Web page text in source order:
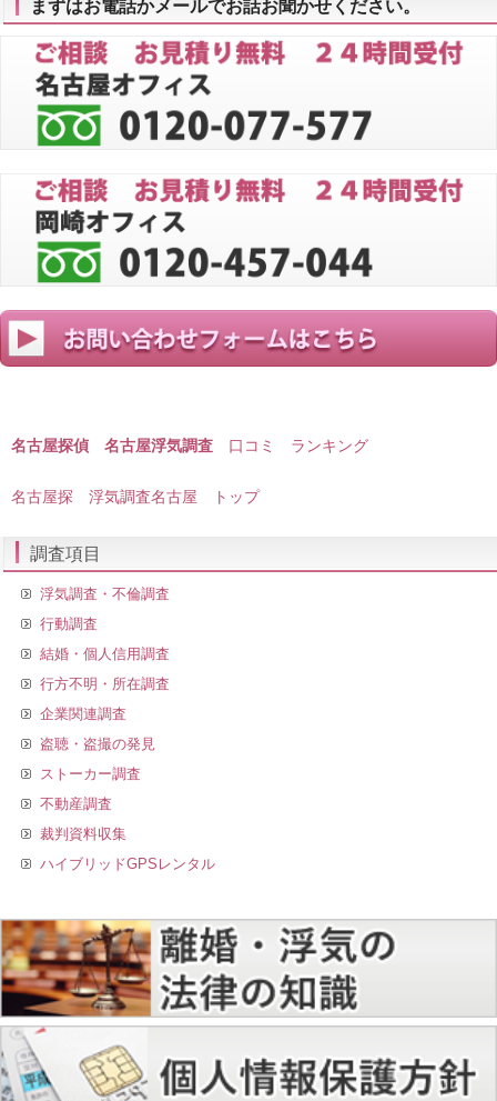
まずはお電話かメールでお話お聞かせください。
名古屋探偵 名古屋浮気調査 口コミ ランキング
名古屋探 浮気調査名古屋 トップ
調査項目
浮気調査・不倫調査
行動調査
結婚・個人信用調査
行方不明・所在調査
企業関連調査
盗聴・盗撮の発見
ストーカー調査
不動産調査
裁判資料収集
ハイブリッドGPSレンタル